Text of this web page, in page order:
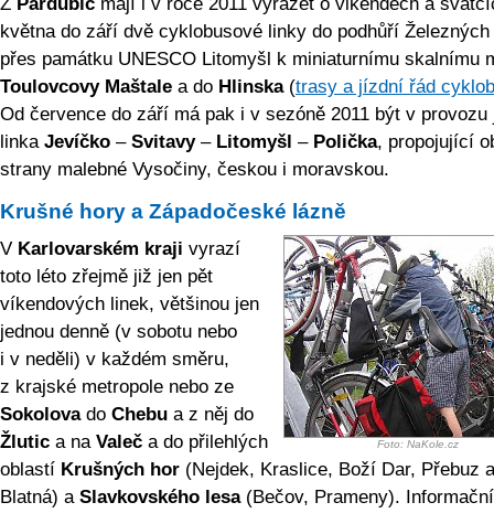
května do září dvě cyklobusové linky do podhůří Železných
přes památku UNESCO Litomyšl k miniaturnímu skalnímu
Toulovcovy Maštale a do Hlinska(trasy a jízdní řád
Od července do září má pak i v sezóně 2011 být v provozu
linka Jevíčko – Svitavy– Litomyšl – Polička, propojující
strany malebné Vysočiny, českou i moravskou.
Krušné hory a Západočeské lázně
Foto: NaKole.cz
V Karlovarském kraji vyrazí
toto léto zřejmě již jen pět
víkendových linek, většinou jen
jednou denně (v sobotu nebo
i v neděli) v každém směru,
z krajské metropole nebo ze
Sokolovado Chebu a z něj do
Žlutic a na Valeč a do přilehlých
oblastí Krušných hor (Nejdek, Kraslice, Boží Dar, Přebuz
Blatná) a Slavkovského lesa(Bečov, Prameny).